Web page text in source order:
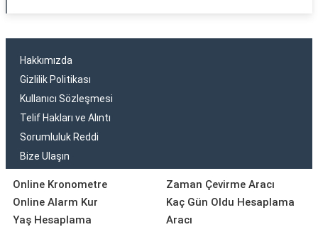
Hakkımızda
Gizlilik Politikası
Kullanıcı Sözleşmesi
Telif Hakları ve Alıntı
Sorumluluk Reddi
Bize Ulaşın
Online Kronometre
Online Alarm Kur
Yaş Hesaplama
Zaman Çevirme Aracı
Kaç Gün Oldu Hesaplama
Aracı